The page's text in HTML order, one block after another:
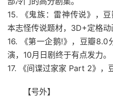
15. 《鬼族：雷神传说》，
本志怪传说题材，3D+定格动
16. 《第一企鹅!》，豆瓣8.0
演，10月日剧终于有点发力。
17. 《间谍过家家 Part 2》，
【号外】